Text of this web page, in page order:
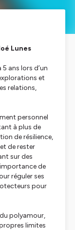
Lunes
ans lors d’un
et
relations,
personnel
à plus de
de résilience,
de rester
sur des
de
réguler ses
pour
polyamour,
limites